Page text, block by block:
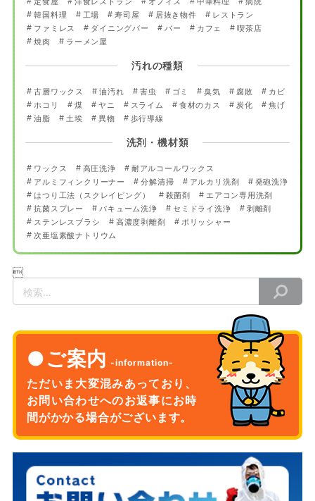
韓国料理
工場 寿司屋 居抜き物件
レストラン
ファミレス
ダイニングバー バー カフェ
喫茶店
焼肉
ラーメン屋
汚れの種類
古層ワックス 油汚れ 害虫 ゴミ 臭気 腐敗
カビ
ホコリ
煤 ヤニ スライム 食材のカス 炭化
焦げ
油脂
土埃 異物 歩行導線
洗剤・機材類
ワックス 高圧洗浄
耐アルコールワックス
アルミフィンクリーナー
分解清掃 アルカリ洗剤
発砲洗浄
はつり工法（スクレイピング）
殺菌剤
エアコン専用洗剤
抗菌スプレー
バキューム洗浄 セミドライ洗浄
剥離剤
ステンレスブラシ
高濃度剥離剤
ポリッシャー
次亜塩素酸ナトリウム

検
ご案内
ただいま大変混みあっており、
お問い合わせへのお返事にお時
間がかかる場合がございます。